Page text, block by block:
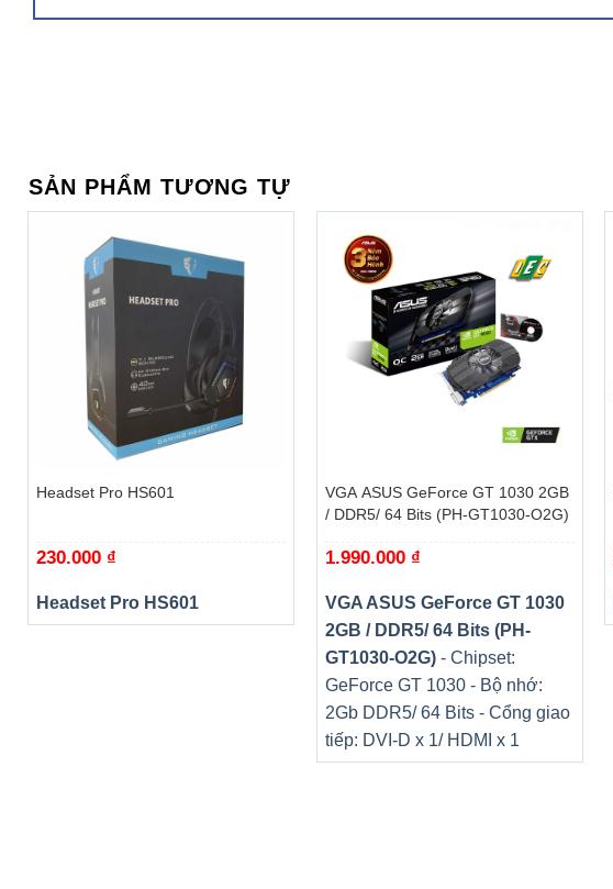
SẢN PHẨM TƯƠNG TỰ
Headset Pro HS601
230.000 ₫
Headset Pro HS601
VGA ASUS GeForce GT 1030 2GB
/ DDR5/ 64 Bits (PH-GT1030-O2G)
1.990.000 ₫
VGA ASUS GeForce GT 1030
2GB / DDR5/ 64 Bits (PH-
GT1030-O2G)- Chipset:
GeForce GT 1030 - Bộ nhớ:
2Gb DDR5/ 64 Bits - Cổng giao
tiếp: DVI-D x 1/ HDMI x 1